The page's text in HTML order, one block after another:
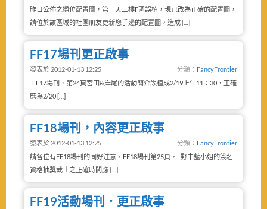
昨日公佈之攤位配置圖，第一天三樓F區誤植，現已改為正確的配置圖，
請位於該區域的社團朋友更新您手邊的配置圖，造成 […]
FF17場刊更正啟事
發表於 2012-01-13 12:25 分類： FancyFrontier
FF17場刊，第24頁宮田&岸尾的活動簡介誤植成2/19上午11：30，正確
應為2/20 […]
FF18場刊，內容更正啟事
發表於 2012-01-13 12:25 分類： FancyFrontier
請各位有FF18場刊的同好注意，FF18場刊第25頁， 野中藍小姐的簽名
資格抽獎截止之正確時間應 […]
FF19活動場刊．更正啟事